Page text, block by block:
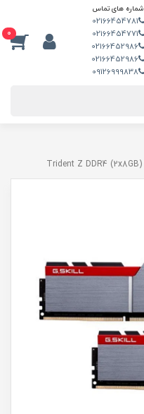
شماره های تماس
02166454781
02166454771
02166452986
02166452986
09126999838
0